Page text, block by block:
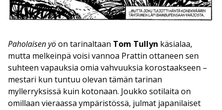
Paholaisen yöon tarinaltaan Tom Tullyn käsialaa,
mutta melkeinpä voisi vannoa Prattin ottaneen sen
suhteen vapauksia omia vahvuuksia korostaakseen –
mestari kun tuntuu olevan tämän tarinan
myllerryksissä kuin kotonaan. Joukko sotilaita on
omillaan vieraassa ympäristössä, julmat japanilaiset